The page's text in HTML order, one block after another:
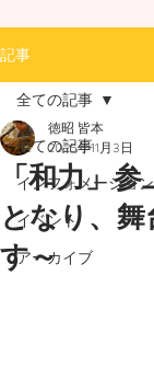
記事
全ての記事
インフォメーション
イベント
アーカイブ
全ての記事
「和力」
となり、
す～
徳昭 皆本
2025年11月3日